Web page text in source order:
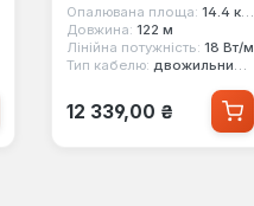
Опалювана площа: 14.4 кв.м
Довжина: 122 м
Лінійна потужність: 18 Вт/м
Тип кабелю: двожильний екранований
Звичайна ціна:
12 339,00 ₴